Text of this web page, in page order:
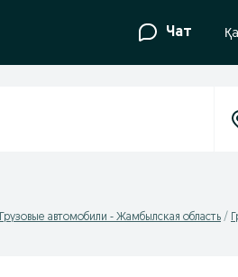
Чат
Грузовые автомобили - Жамбылская область